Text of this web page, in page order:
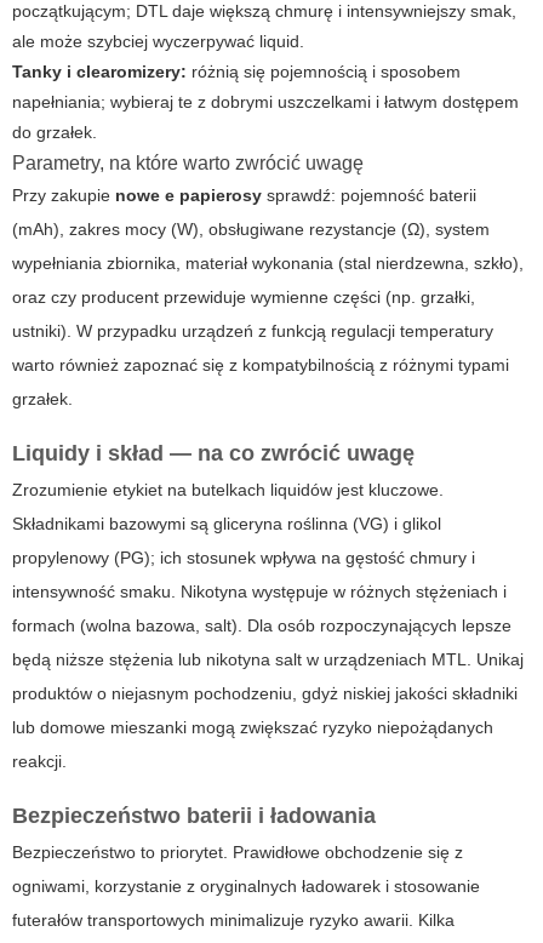
początkującym; DTL daje większą chmurę i intensywniejszy smak,
ale może szybciej wyczerpywać liquid.
Tanky i clearomizery: różnią się pojemnością i sposobem
napełniania; wybieraj te z dobrymi uszczelkami i łatwym dostępem
do grzałek.
Parametry, na które warto zwrócić uwagę
Przy zakupie nowe e papierosy sprawdź: pojemność baterii
(mAh), zakres mocy (W), obsługiwane rezystancje (Ω), system
wypełniania zbiornika, materiał wykonania (stal nierdzewna, szkło),
oraz czy producent przewiduje wymienne części (np. grzałki,
ustniki). W przypadku urządzeń z funkcją regulacji temperatury
warto również zapoznać się z kompatybilnością z różnymi typami
grzałek.
Liquidy i skład — na co zwrócić uwagę
Zrozumienie etykiet na butelkach liquidów jest kluczowe.
Składnikami bazowymi są gliceryna roślinna (VG) i glikol
propylenowy (PG); ich stosunek wpływa na gęstość chmury i
intensywność smaku. Nikotyna występuje w różnych stężeniach i
formach (wolna bazowa, salt). Dla osób rozpoczynających lepsze
będą niższe stężenia lub nikotyna salt w urządzeniach MTL. Unikaj
produktów o niejasnym pochodzeniu, gdyż niskiej jakości składniki
lub domowe mieszanki mogą zwiększać ryzyko niepożądanych
reakcji.
Bezpieczeństwo baterii i ładowania
Bezpieczeństwo to priorytet. Prawidłowe obchodzenie się z
ogniwami, korzystanie z oryginalnych ładowarek i stosowanie
futerałów transportowych minimalizuje ryzyko awarii. Kilka